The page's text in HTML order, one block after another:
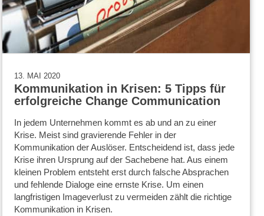
13. MAI 2020
Kommunikation in Krisen: 5 Tipps für
erfolgreiche Change Communication
In jedem Unternehmen kommt es ab und an zu einer
Krise. Meist sind gravierende Fehler in der
Kommunikation der Auslöser. Entscheidend ist, dass jede
Krise ihren Ursprung auf der Sachebene hat. Aus einem
kleinen Problem entsteht erst durch falsche Absprachen
und fehlende Dialoge eine ernste Krise. Um einen
langfristigen Imageverlust zu vermeiden zählt die richtige
Kommunikation in Krisen.